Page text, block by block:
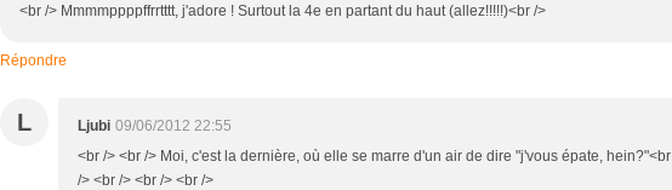
<br /> Mmmmppppffrrtttt, j'adore ! Surtout la 4e en partant du haut (allez!!!!!)<br />
Répondre
L Ljubi 09/06/2012 22:55
<br /> <br /> Moi, c'est la dernière, où elle se marre d'un air de dire "j'vous épate, hein?"<br
/> <br /> <br /> <br />